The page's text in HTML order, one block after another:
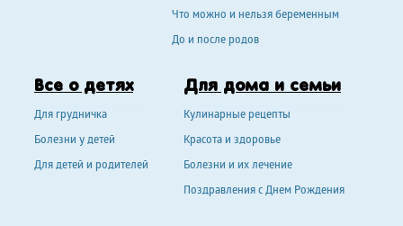
Что можно и нельзя беременным
До и после родов
Все о детях
Для грудничка
Болезни у детей
Для детей и родителей
Для дома и семьи
Кулинарные рецепты
Красота и здоровье
Болезни и их лечение
Поздравления с Днем Рождения